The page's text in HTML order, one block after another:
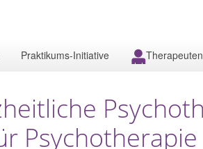
Praktikums-Initiative
Psychotherapie